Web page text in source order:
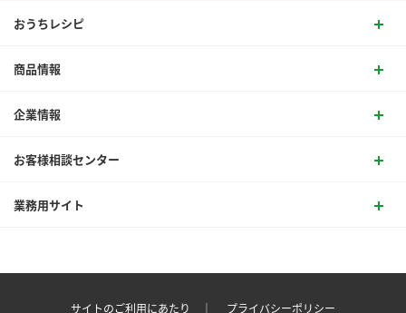
おうちレシピ
商品情報
企業情報
お客様相談センター
業務用サイト
サイトのご利用にあたり ｜ プライバシーポリシー